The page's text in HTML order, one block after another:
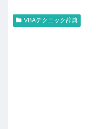
VBAテクニック辞典